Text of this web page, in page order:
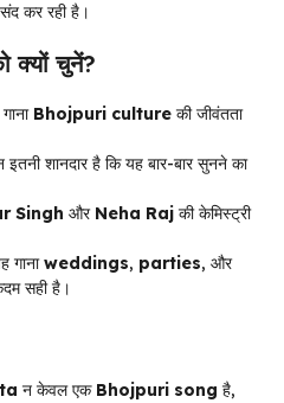
कर रही है।
क्यों चुनें?
Bhojpuri culture की जीवंतता
इतनी शानदार है कि यह बार-बार सुनने का
Singh और Neha Raj की केमिस्ट्री
गानाweddings, parties, और
सही है।
न केवल एक Bhojpuri song है,